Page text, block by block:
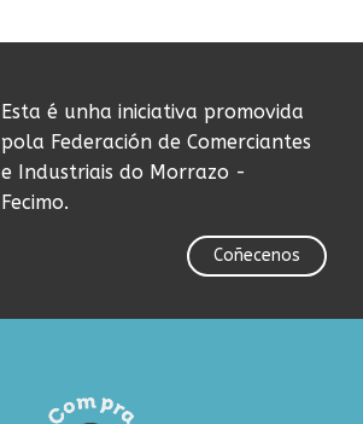
Esta é unha iniciativa promovida
pola Federación de Comerciantes
e Industriais do Morrazo -
Fecimo.
Coñecenos